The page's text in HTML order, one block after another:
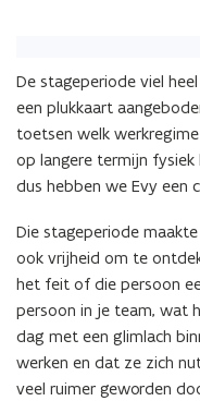
de
afbeelding
voor
een
vergrote
De stageperiode viel
een plukkaart
toetsen welk
op langere termijn
dus hebben we Evy een
Die stageperiode
ook vrijheid om te
het feit of die persoon
persoon in je team, wat
dag met een glimlach
werken en dat ze zich
veel ruimer geworden